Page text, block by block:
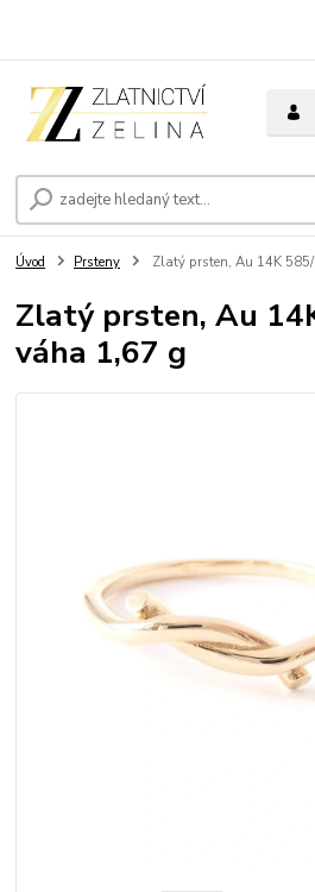
Úvod Prsteny Zlatý prsten, Au 14K
Zlatý prsten, Au
váha 1,67 g